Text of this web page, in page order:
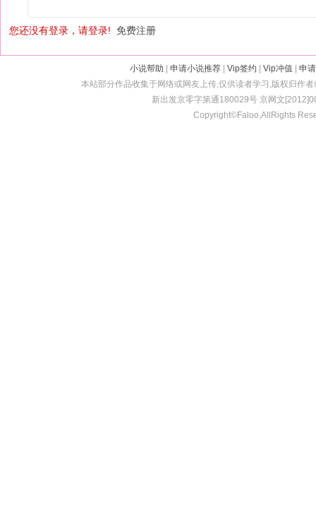
您还没有登录，请登录! 免费注册
小说帮助 申请小说推荐| Vip签约 Vip冲值
申
本站部分作品收集于网络或网友上传,仅供读者学习,版权归作
新出发京零字第通180029号 京网文
Copyright©Faloo,AllRights